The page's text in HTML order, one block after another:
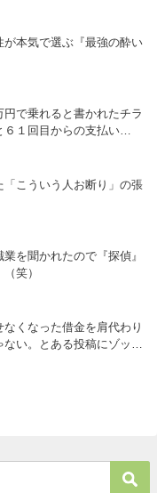
本気で選ぶ『最強の酔い
で乗れると書かれたチラ
６１回目からの支払い
こういう人お断り」の張
を聞かれたので『探偵』
笑）
なくなった借金を肩代わり
い。とある投稿にゾッと